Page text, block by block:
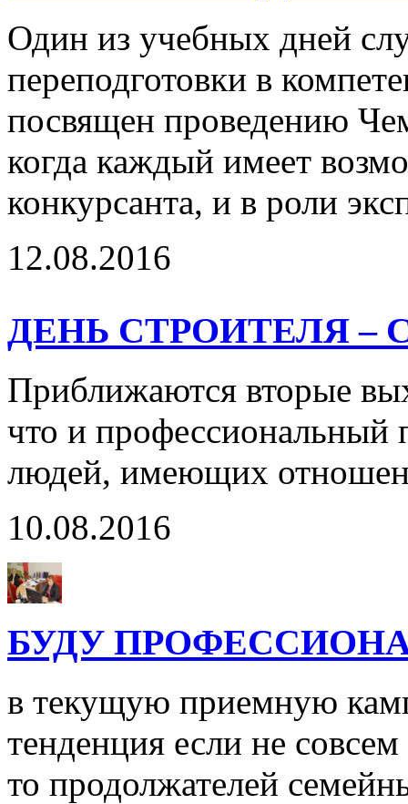
Один из учебных дней
переподготовки в
посвящен проведению
когда каждый имеет
конкурсанта, и в роли
12.08.2016
ДЕНЬ СТРОИТЕЛЯ –
Приближаются вторые
что и профессиональный
людей, имеющих
10.08.2016
БУДУ
в текущую приемную
тенденция если не
то продолжателей